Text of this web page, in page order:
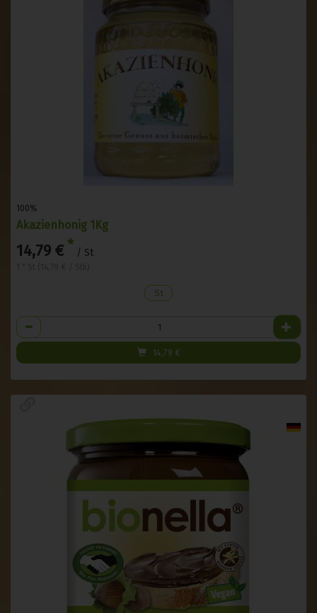
100%
Akazienhonig 1Kg
14,79 € * / St
St
Anzahl
14,79 €